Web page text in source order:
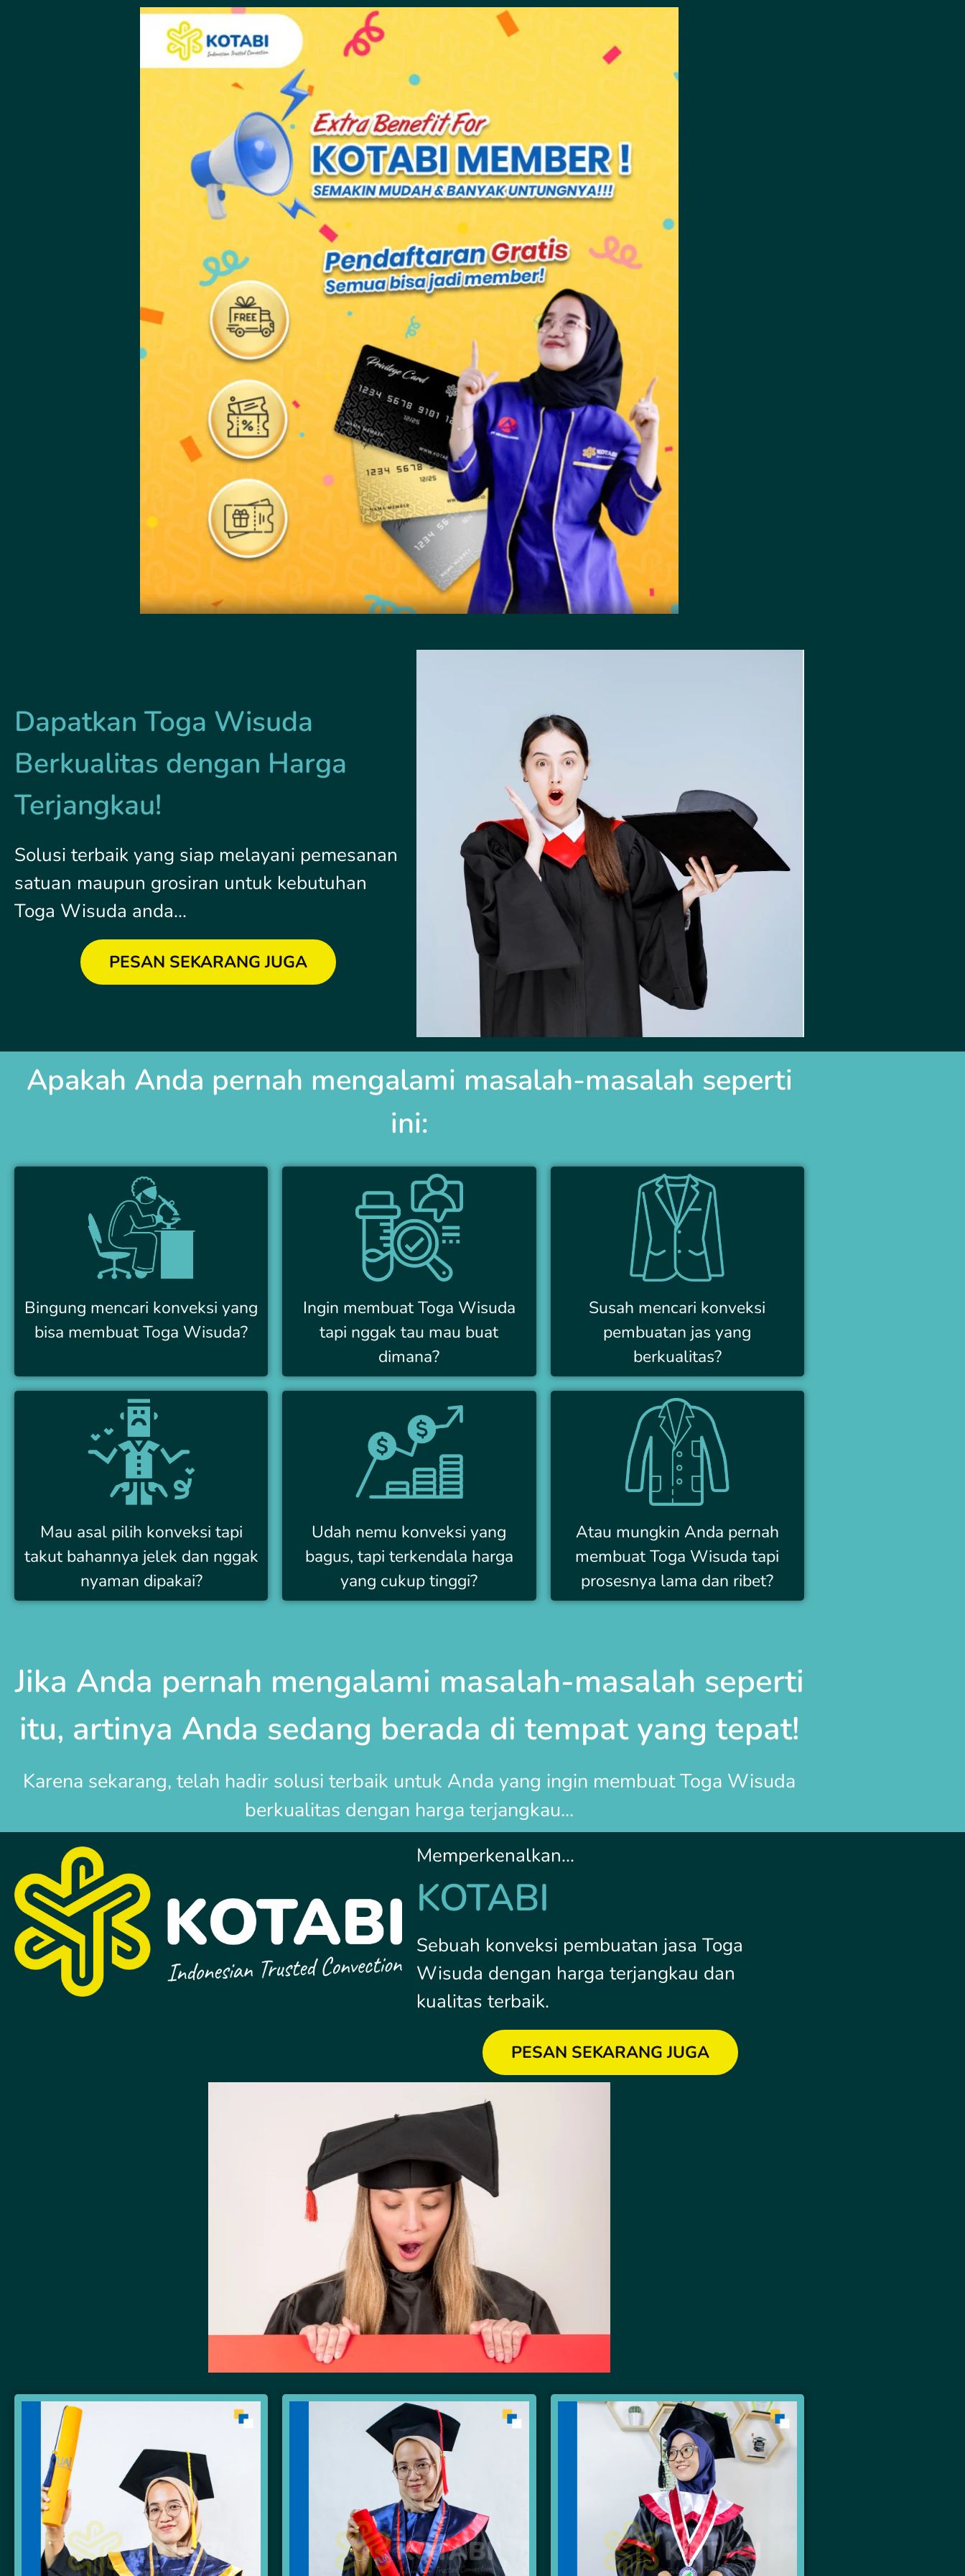
Dapatkan Toga Wisuda
Berkualitas dengan Harga
Terjangkau!
Solusi terbaik yang siap melayani pemesanan
satuan maupun grosiran untuk kebutuhan
Toga Wisuda anda...
PESAN SEKARANG JUGA
Apakah Anda pernah mengalami masalah-masalah seperti
ini:
Bingung mencari konveksi yang
bisa membuat Toga Wisuda?
Ingin membuat Toga Wisuda
tapi nggak tau mau buat
dimana?
Susah mencari konveksi
pembuatan jas yang
berkualitas?
Mau asal pilih konveksi tapi
takut bahannya jelek dan nggak
nyaman dipakai?
Udah nemu konveksi yang
bagus, tapi terkendala harga
yang cukup tinggi?
Atau mungkin Anda pernah
membuat Toga Wisuda tapi
prosesnya lama dan ribet?
Jika Anda pernah mengalami masalah-masalah seperti
itu, artinya Anda sedang berada di tempat yang tepat!
Karena sekarang, telah hadir solusi terbaik untuk Anda yang ingin membuatToga Wisuda
berkualitas dengan harga terjangkau...
Memperkenalkan...
KOTABI
Sebuah konveksi pembuatan jasa Toga
Wisuda dengan harga terjangkau dan
kualitas terbaik.
PESAN SEKARANG JUGA